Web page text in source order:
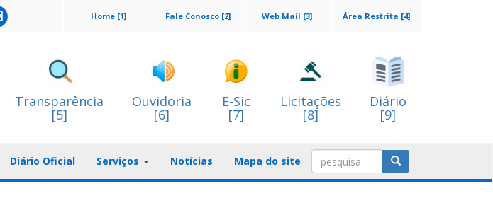
Área Restrita [4]
Web Mail [3]
Fale Conosco [2]
Home [1]
Transparência
[5]
Ouvidoria
[6]
E-Sic
[7]
Licitações
[8]
Diário
[9]
Diário Oficial Serviços Notícias Mapa do site